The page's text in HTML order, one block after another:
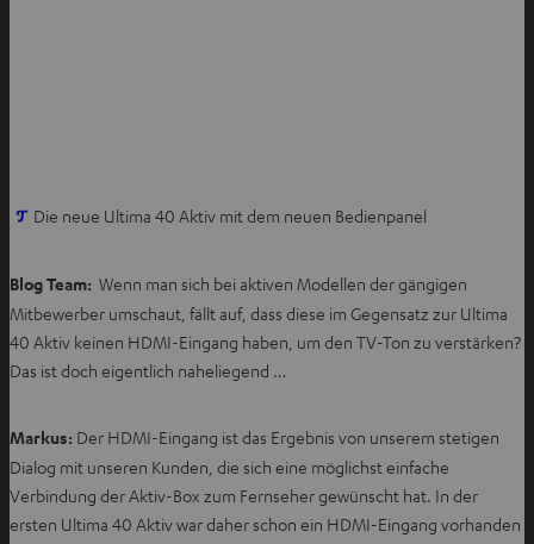
I
e
a
b
ö
f
Die neue Ultima 40 Aktiv mit dem neuen Bedienpanel
Blog Team: Wenn man sich bei aktiven Modellen der gängigen
Mitbewerber umschaut, fällt auf, dass diese im Gegensatz zur Ultima
40 Aktiv keinen HDMI-Eingang haben, um den TV-Ton zu verstärken?
Das ist doch eigentlich naheliegend …
Markus: Der HDMI-Eingang ist das Ergebnis von unserem stetigen
Dialog mit unseren Kunden, die sich eine möglichst einfache
Verbindung der Aktiv-Box zum Fernseher gewünscht hat. In der
ersten Ultima 40 Aktiv war daher schon ein HDMI-Eingang vorhanden